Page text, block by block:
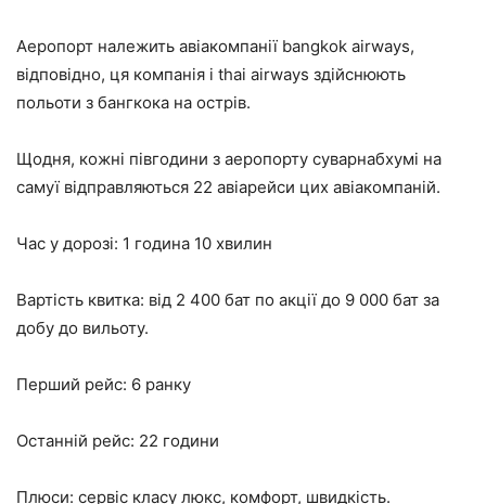
Аеропорт належить авіакомпанії bangkok airways,
відповідно, ця компанія і thai airways здійснюють
польоти з бангкока на острів.
Щодня, кожні півгодини з аеропорту суварнабхумі на
самуї відправляються 22 авіарейси цих авіакомпаній.
Час у дорозі: 1 година 10 хвилин
Вартість квитка: від 2 400 бат по акції до 9 000 бат за
добу до вильоту.
Перший рейс: 6 ранку
Останній рейс: 22 години
Плюси: сервіс класу люкс, комфорт, швидкість.